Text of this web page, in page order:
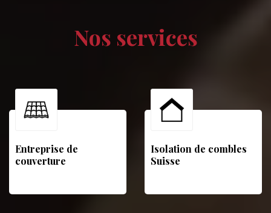
Nos services
Entreprise de
couverture
Isolation de combles
Suisse